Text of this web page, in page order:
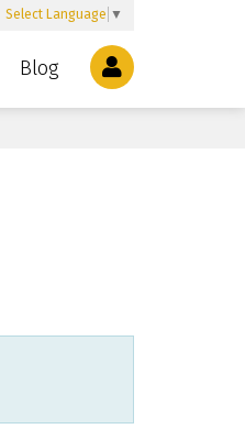
Select Language ▼
Blog